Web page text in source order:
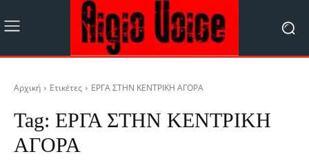
Αρχική Ετικέτες ΕΡΓΑ ΣΤΗΝ ΚΕΝΤΡΙΚΗ ΑΓΟΡΑ
Tag: ΕΡΓΑ ΣΤΗΝ ΚΕΝΤΡΙΚΗ
ΑΓΟΡΑ